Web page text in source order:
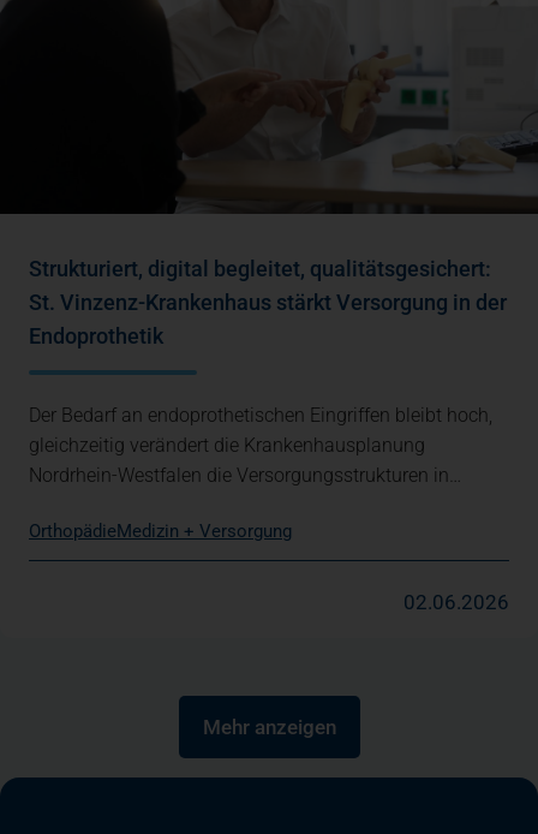
Strukturiert, digital begleitet, qualitätsgesichert:
St. Vinzenz-Krankenhaus stärkt Versorgung in der
Endoprothetik
Der Bedarf an endoprothetischen Eingriffen bleibt hoch,
gleichzeitig verändert die Krankenhausplanung
Nordrhein-Westfalen die Versorgungsstrukturen in…
OrthopädieMedizin + Versorgung
02.06.2026
Mehr anzeigen